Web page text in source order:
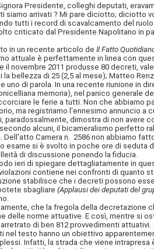
Presidente, colleghi deputati,
siamo arrivati ? Mi pare diciotto; diciotto
tutti i record di scavalcamento del
criticato dal Presidente Napolitano in
in un recente articolo deIl Fatto
attuale è perfettamente in linea con
il novembre 2011 produsse 80 decreti,
bellezza di 25 (2,5 al mese); Matteo
uno di parola. In una recente riunione in
memoria), nel panico generale
le ferie a tutti. Non che abbiamo
ma registriamo l'ennesimo annuncio a
dimostra di non avere
alcuni, il bicameralismo perfetto
Dell'atto Camera n. 2586 non abbiamo
esame si è svolto in poche ore di seduta
di discussione ponendo la fiducia.
ieri di spiegare dettagliatamente in
contiene nei confronti di quanto
stabilisce che i decreti possono
sbagliare(Applausi dei deputati del
che la fregola della decretazione
delle norme attuative. E così, mentre si
di ben 812 provvedimenti attuativi.
testo hanno un obiettivo
Infatti, la strada che viene